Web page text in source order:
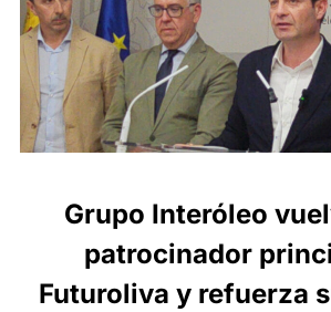
Grupo Interóleo
patrocinador
Futuroliva y refuerza